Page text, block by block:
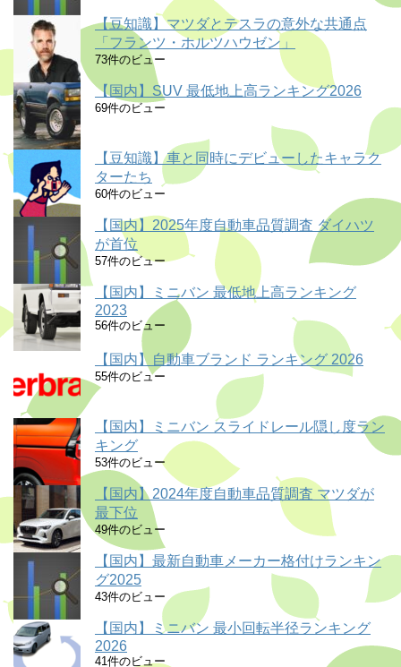
【豆知識】マツダとテスラの意外な共通点
「フランツ・ホルツハウゼン」
73件のビュー
【国内】SUV 最低地上高ランキング2026
69件のビュー
【豆知識】車と同時にデビューしたキャラク
ターたち
60件のビュー
【国内】2025年度自動車品質調査 ダイハツ
が首位
57件のビュー
【国内】ミニバン 最低地上高ランキング
2023
56件のビュー
【国内】自動車ブランド ランキング 2026
55件のビュー
【国内】ミニバン スライドレール隠し度ラン
キング
53件のビュー
【国内】2024年度自動車品質調査 マツダが
最下位
49件のビュー
【国内】最新自動車メーカー格付けランキン
グ2025
43件のビュー
【国内】ミニバン 最小回転半径ランキング
2026
41件のビュー